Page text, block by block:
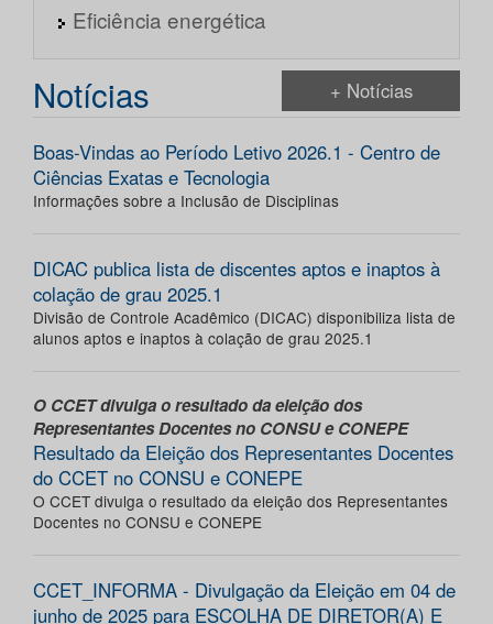
Eficiência energética
Notícias + Notícias
Boas-Vindas ao Período Letivo 2026.1 - Centro de
Ciências Exatas e Tecnologia
Informações sobre a Inclusão de Disciplinas
DICAC publica lista de discentes aptos e inaptos à
colação de grau 2025.1
Divisão de Controle Acadêmico (DICAC) disponibiliza lista de
alunos aptos e inaptos à colação de grau 2025.1
O CCET divulga o resultado da eleição dos
Representantes Docentes no CONSU e CONEPE
Resultado da Eleição dos Representantes Docentes
do CCET no CONSU e CONEPE
O CCET divulga o resultado da eleição dos Representantes
Docentes no CONSU e CONEPE
CCET_INFORMA - Divulgação da Eleição em 04 de
junho de 2025 para ESCOLHA DE DIRETOR(A) E